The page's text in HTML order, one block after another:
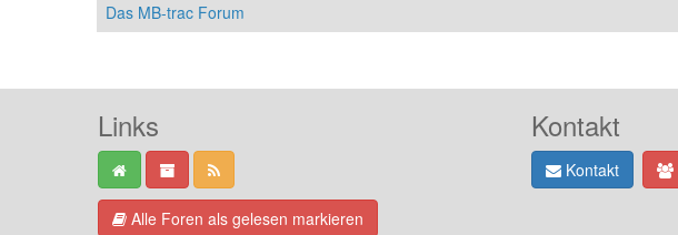
Das MB-trac Forum
Links
Alle Foren als gelesen markieren
Kontakt
Kontakt